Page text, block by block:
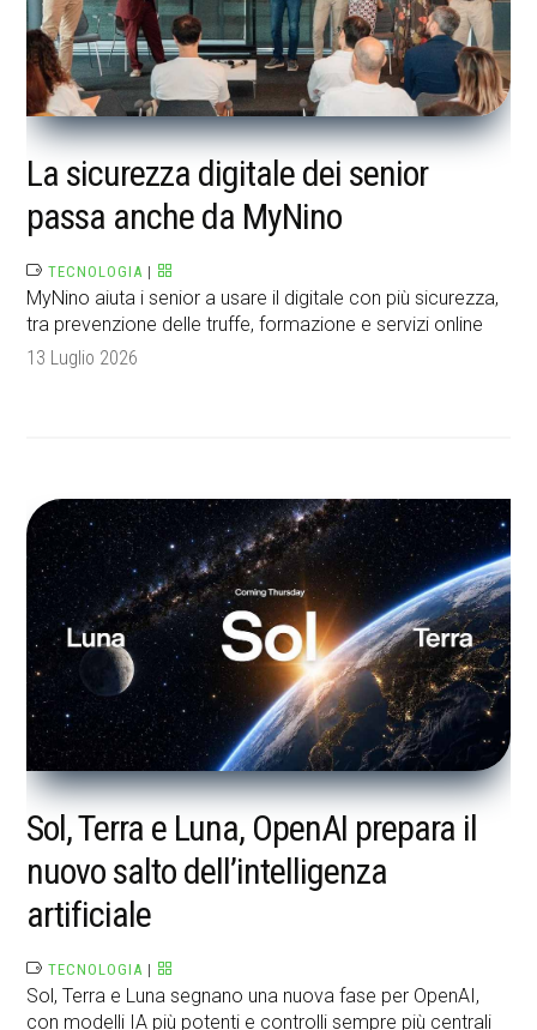
La sicurezza digitale dei senior
passa anche da MyNino
TECNOLOGIA |
MyNino aiuta i senior a usare il digitale con più sicurezza,
tra prevenzione delle truffe, formazione e servizi online
13 Luglio 2026
Sol, Terra e Luna, OpenAI prepara il
nuovo salto dell’intelligenza
artificiale
TECNOLOGIA |
Sol, Terra e Luna segnano una nuova fase per OpenAI,
con modelli IA più potenti e controlli sempre più centrali